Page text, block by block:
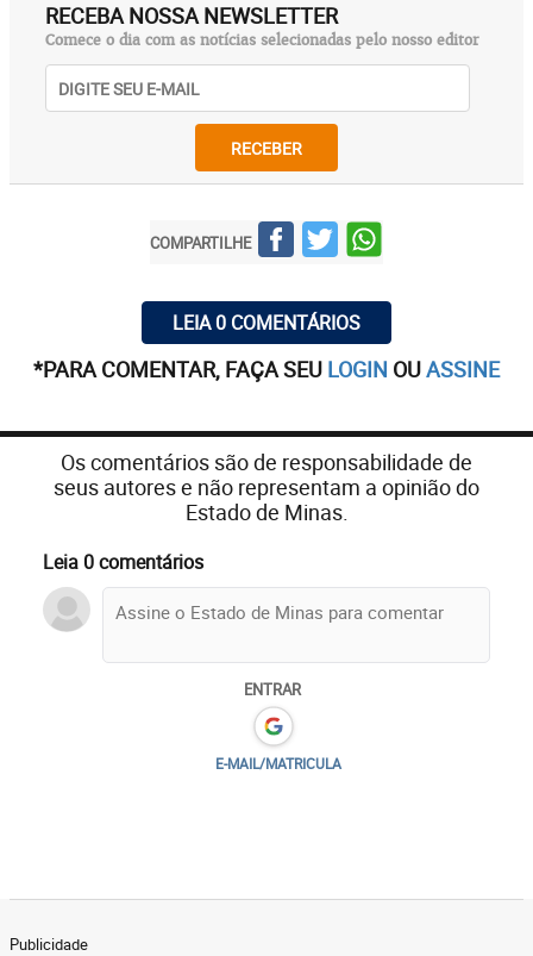
RECEBA NOSSA NEWSLETTER
Comece o dia com as notícias selecionadas pelo nosso editor
RECEBER
COMPARTILHE
LEIA 0 COMENTÁRIOS
*PARA COMENTAR, FAÇA SEU LOGIN OUASSINE
Os comentários são de responsabilidade de
seus autores e não representam a opinião do
Estado de Minas.
Leia 0 comentários
ENTRAR
E-MAIL/MATRICULA
Publicidade